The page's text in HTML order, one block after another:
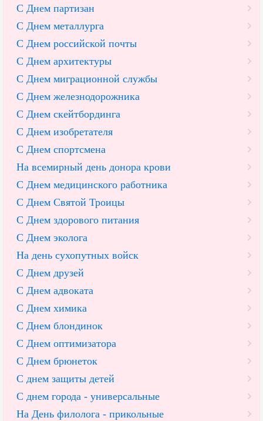
С Днем партизан
С Днем металлурга
С Днем российской почты
С Днем архитектуры
С Днем миграционной службы
С Днем железнодорожника
С Днем скейтбординга
С Днем изобретателя
С Днем спортсмена
На всемирный день донора крови
С Днем медицинского работника
С Днем Святой Троицы
С Днем здорового питания
С Днем эколога
На день сухопутных войск
С Днем друзей
С Днем адвоката
С Днем химика
С Днем блондинок
С Днем оптимизатора
С Днем брюнеток
С днем защиты детей
С днем города - универсальные
На День филолога - прикольные